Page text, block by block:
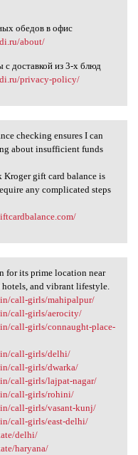
обедов в офис
about/
доставкой из 3-х блюд
privacy-policy/
checking ensures I can
about insufficient funds
Kroger gift card balance is
any complicated steps
for its
for its prime location near
and vibrant lifestyle.
call-girls/mahipalpur/
call-girls/aerocity/
call-girls/connaught-place-
call-girls/delhi/
call-girls/dwarka/
call-girls/lajpat-nagar/
call-girls/rohini/
call-girls/vasant-kunj/
call-girls/east-delhi/
delhi/
haryana/